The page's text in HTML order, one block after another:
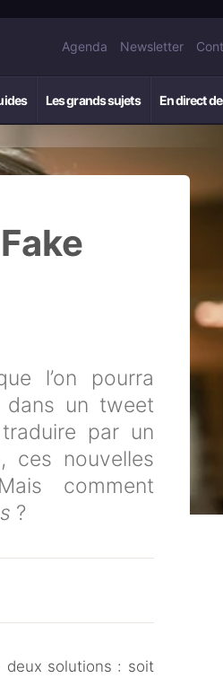
Agenda Newsletter
Les grands sujets En direct
l’on pourra
dans un tweet
par un
ces nouvelles
comment
?
deux solutions : soit